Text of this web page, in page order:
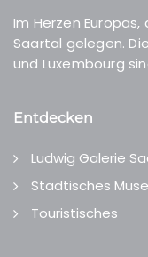
Im Herzen
Saartal gelegen.
und Luxembourg
Entdecken
Ludwig Galerie
Städtisches
Touristisches